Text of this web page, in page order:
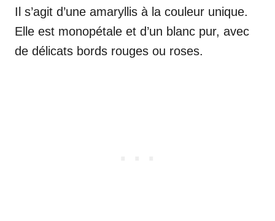
Il s’agit d’une amaryllis à la couleur unique.
Elle est monopétale et d’un blanc pur, avec
de délicats bords rouges ou roses.